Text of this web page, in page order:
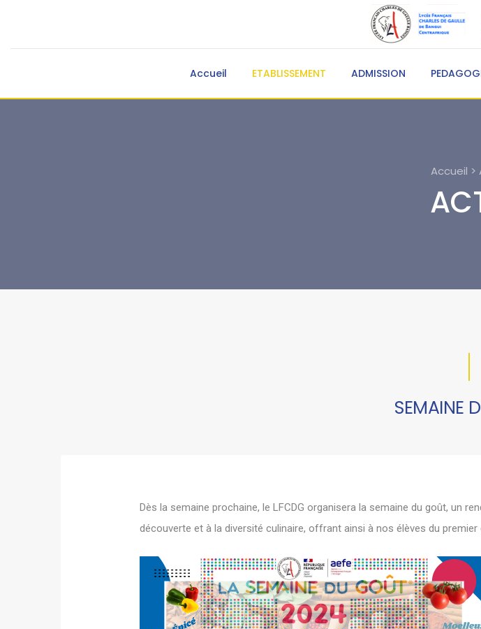
Accueil ETABLISSEMENT ADMISSION
Accueil >
SEMAINE
Dès la semaine prochaine, le LFCDG organisera la semaine du goût, un
découverte et à la diversité culinaire, offrant ainsi à nos élèves du